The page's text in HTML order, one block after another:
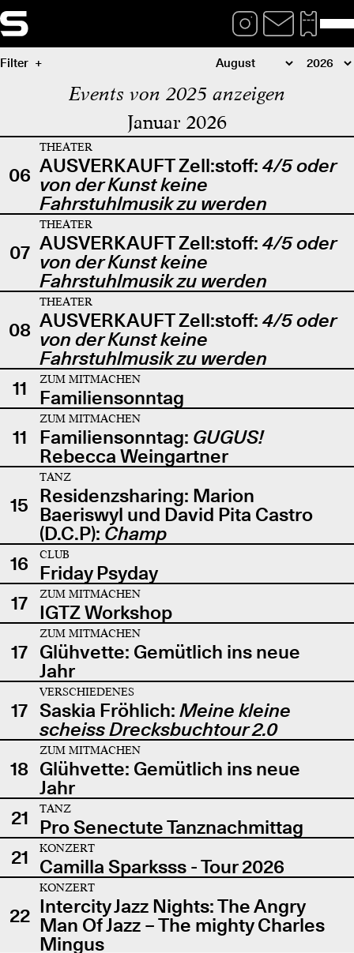
Filter
Events von 2025 anzeigen
Januar 2026
06
THEATER
AUSVERKAUFT Zell:stoff: 4/5 oder
von der Kunst keine
Fahrstuhlmusik zu werden
07
THEATER
AUSVERKAUFT Zell:stoff: 4/5 oder
von der Kunst keine
Fahrstuhlmusik zu werden
08
THEATER
AUSVERKAUFT Zell:stoff: 4/5 oder
von der Kunst keine
Fahrstuhlmusik zu werden
11
ZUM MITMACHEN
Familiensonntag
11
ZUM MITMACHEN
Familiensonntag: GUGUS!
Rebecca Weingartner
15
TANZ
Residenzsharing: Marion
Baeriswyl und David Pita Castro
(D.C.P): Champ
16
CLUB
Friday Psyday
17
ZUM MITMACHEN
IGTZ Workshop
17
ZUM MITMACHEN
Glühvette: Gemütlich ins neue
Jahr
17
VERSCHIEDENES
Saskia Fröhlich: Meine kleine
scheiss Drecksbuchtour 2.0
18
ZUM MITMACHEN
Glühvette: Gemütlich ins neue
Jahr
21
TANZ
Pro Senectute Tanznachmittag
21
KONZERT
Camilla Sparksss - Tour 2026
22
KONZERT
Intercity Jazz Nights: The Angry
Man Of Jazz – The mighty Charles
Mingus